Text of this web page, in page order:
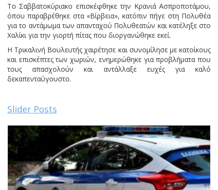
Το Σαββατοκύριακο επισκέφθηκε την Κρανιά Ασπροποτάμου,
όπου παραβρέθηκε στα «Βίρβεια», κατόπιν πήγε στη Πολυθέα
για το αντάμωμα των απανταχού Πολυθεατών και κατέληξε στο
Χαλίκι για την γιορτή πίτας που διοργανώθηκε εκεί.
Η Τρικαλινή Βουλευτής χαιρέτησε και συνομίλησε με κατοίκους
και επισκέπτες των χωριών, ενημερώθηκε για προβλήματα που
τους απασχολούν και αντάλλαξε ευχές για καλό
δεκαπενταύγουστο.
Slider Posts